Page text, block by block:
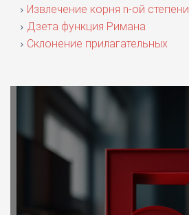
Извлечение корня n-ой степени
Дзета функция Римана
Склонение прилагательных